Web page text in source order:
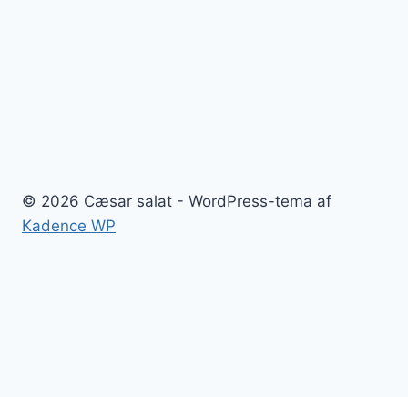
© 2026 Cæsar salat - WordPress-tema af
Kadence WP